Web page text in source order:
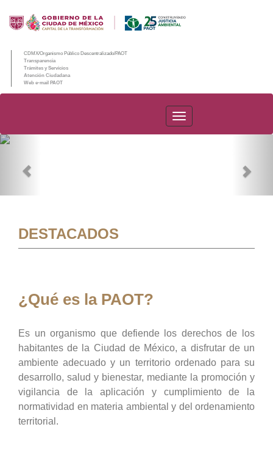
CDMX/Organismo Público Descentralizado/PAOT
Transparencia
Trámites y Servicios
Atención Ciudadana
Web e-mail PAOT
PAOT
DESTACADOS
¿Qué es la PAOT?
Es un organismo que defiende los derechos de los
habitantes de la Ciudad de México, a disfrutar de un
ambiente adecuado y un territorio ordenado para su
desarrollo, salud y bienestar, mediante la promoción y
vigilancia de la aplicación y cumplimiento de la
normatividad en materia ambiental y del ordenamiento
territorial.